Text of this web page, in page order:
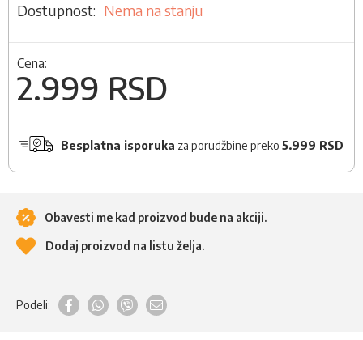
Nema na stanju
Cena:
2.999 RSD
Besplatna isporuka za porudžbine preko 5.999 RSD
Obavesti me kad proizvod bude na akciji.
Dodaj proizvod na listu želja.
Podeli: